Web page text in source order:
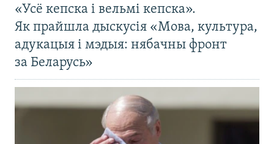
«Усё кепска і вельмі кепска».
Як прайшла дыскусія «Мова, культура,
адукацыя і мэдыя: нябачны фронт
за Беларусь»